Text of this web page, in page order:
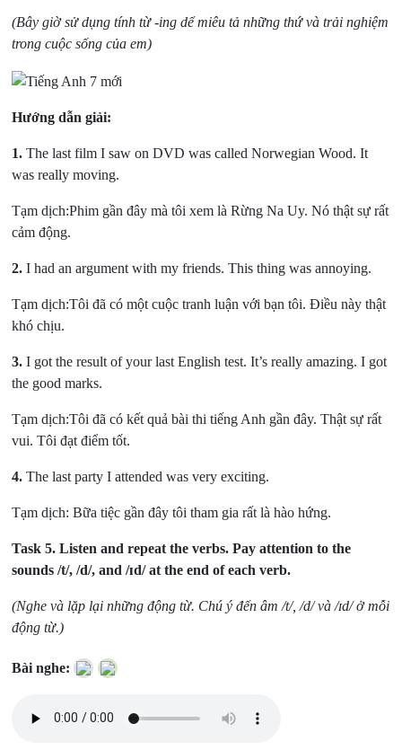
(Bây giờ sử dụng tính từ -ing dể miêu tả những thứ và trải nghiệm
trong cuộc sống của em)
Hướng dẫn giải:
1. The last film I saw on DVD was called Norwegian Wood. It
was really moving.
Tạm dịch:Phim gần đây mà tôi xem là Rừng Na Uy. Nó thật sự rất
cảm động.
2. I had an argument with my friends. This thing was annoying.
Tạm dịch:Tôi đã có một cuộc tranh luận với bạn tôi. Điều này thật
khó chịu.
3. I got the result of your last English test. It’s really amazing. I got
the good marks.
Tạm dịch:Tôi đã có kết quả bài thi tiếng Anh gần đây. Thật sự rất
vui. Tôi đạt điểm tốt.
4. The last party I attended was very exciting.
Tạm dịch: Bữa tiệc gần đây tôi tham gia rất là hào hứng.
Task 5.Listen and repeat the verbs. Pay attention to the
sounds /t/, /d/, and /ɪd/ at the end of each verb.
(Nghe và lặp lại những động từ. Chú ý đến âm /t/, /d/ và /ɪd/ ở mỗi
động từ.)
Bài nghe: